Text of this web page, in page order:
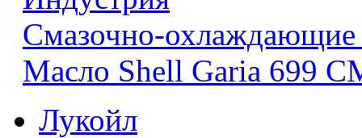
Смазочно-охлаждающие
Масло Shell Garia 699
Лукойл